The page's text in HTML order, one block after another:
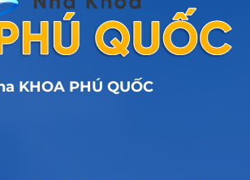
KHOA PHÚ QUỐC